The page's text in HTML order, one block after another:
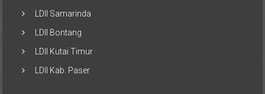
LDII Samarinda
LDII Bontang
LDII Kutai Timur
LDII Kab. Paser